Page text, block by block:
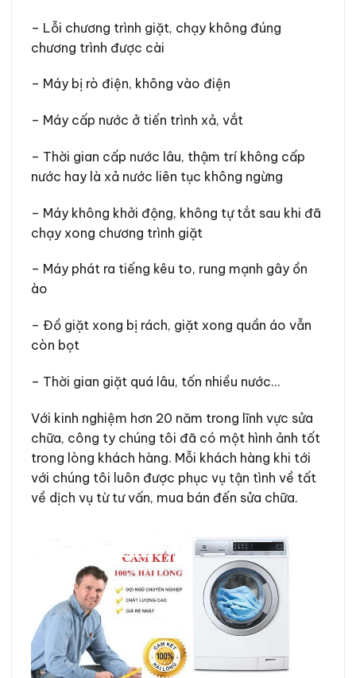
– Lỗi chương trình giặt, chạy không đúng
chương trình được cài
– Máy bị rò điện, không vào điện
– Máy cấp nước ở tiến trình xả, vắt
– Thời gian cấp nước lâu, thậm trí không cấp
nước hay là xả nước liên tục không ngừng
– Máy không khởi động, không tự tắt sau khi đã
chạy xong chương trình giặt
– Máy phát ra tiếng kêu to, rung mạnh gây ồn
ào
– Đồ giặt xong bị rách, giặt xong quần áo vẫn
còn bọt
– Thời gian giặt quá lâu, tốn nhiều nước…
Với kinh nghiệm hơn 20 năm trong lĩnh vực sửa
chữa, công ty chúng tôi đã có một hình ảnh tốt
trong lòng khách hàng. Mỗi khách hàng khi tới
với chúng tôi luôn được phục vụ tận tình về tất
về dịch vụ từ tư vấn, mua bán đến sửa chữa.